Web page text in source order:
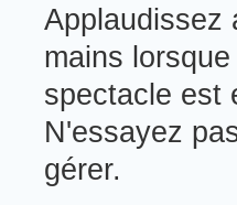
Applaudissez
mains lorsque
spectacle est
N'essayez
gérer.